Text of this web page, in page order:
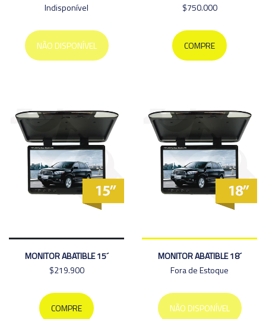
Indisponível
NÃO DISPONÍVEL
$750.000
COMPRE
MONITOR ABATIBLE 15´
$219.900
COMPRE
MONITOR ABATIBLE 18´
Fora de Estoque
NÃO DISPONÍVEL